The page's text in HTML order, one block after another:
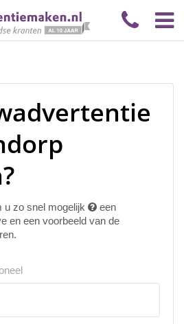
u zo snel mogelijk
een
en een voorbeeld van de